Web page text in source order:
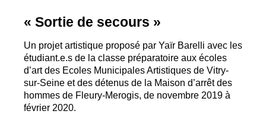
« Sortie de secours »
Un projet artistique proposé par Yaïr Barelli avec les
étudiant.e.s de la classe préparatoire aux écoles
d’art des Ecoles Municipales Artistiques de Vitry-
sur-Seine et des détenus de la Maison d’arrêt des
hommes de Fleury-Merogis, de novembre 2019 à
février 2020.